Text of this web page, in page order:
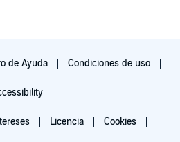
de Ayuda Condiciones de uso
Licencia Cookies